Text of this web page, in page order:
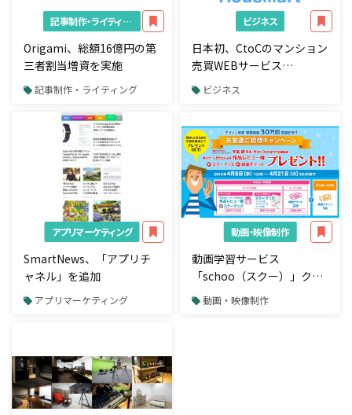
記事制作・ライティング
Origami、総額16億円の第
三者割当増資を実施​
記事制作・ライティング
ビジネス
日本初、CtoCのマンション
売買WEBサービス
『Housmart(ハウスマー
ト)』β ver.2.0公開！
ビジネス
アプリマーケティング
SmartNews、「アプリチ
ャネル」を追加
アプリマーケティング
動画・映像制作
動画学習サービス
「schoo（スクー）」クリ
エイター向けマンツーマン
授業を開講
動画・映像制作